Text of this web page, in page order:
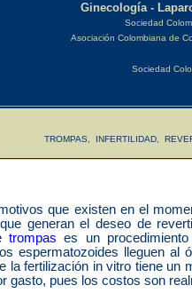
Ginecología -
Sociedad
Asociación Colombiana de
Sociedad
TROMPAS INFERTILIDAD
que existen en el
generan el deseo de
trompas es un
espermatozoides lleguen al
la fertilización in vitro tiene un
gasto, pues los costos son